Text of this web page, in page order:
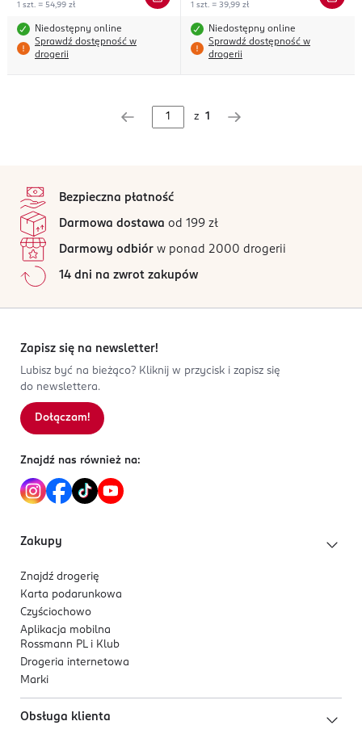
1 szt. = 54,99 zł
Niedostępny online
Sprawdź dostępność w
drogerii
1 szt. = 39,99 zł
Niedostępny online
Sprawdź dostępność w
drogerii
z 1
Bezpieczna płatność
Darmowa dostawa od 199 zł
Darmowy odbiór w ponad 2000 drogerii
14 dni na zwrot zakupów
Zapisz się na newsletter!
Lubisz być na bieżąco? Kliknij w przycisk i zapisz się
do newslettera.
Dołączam!
Znajdź nas również na:
Zakupy
Znajdź drogerię
Karta podarunkowa
Czyściochowo
Aplikacja mobilna
Rossmann PL i Klub
Drogeria internetowa
Marki
Obsługa klienta